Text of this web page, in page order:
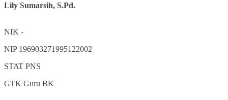
Lily Sumarsih, S.Pd.
NIK -
NIP 196903271995122002
STAT PNS
GTK Guru BK